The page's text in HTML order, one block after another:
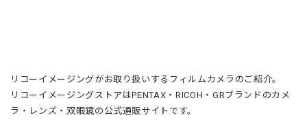
リコーイメージングがお取り扱いするフィルムカメラのご紹介。
リコーイメージングストアはPENTAX・RICOH・GRブランドのカメ
ラ・レンズ・双眼鏡の公式通販サイトです。